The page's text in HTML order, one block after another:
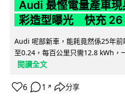
Audi 最慳電量產車
彩造型曝光 快充 26
Audi 呢部新車，能耗竟然係25年
至0.24，每百公里只需12.8 kWh，
閱讀全文
6 1 ↗ 分享